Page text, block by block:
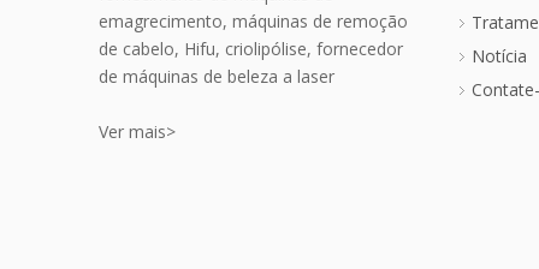
emagrecimento, máquinas de remoção
de cabelo, Hifu, criolipólise, fornecedor
de máquinas de beleza a laser
Ver mais>
Notícia